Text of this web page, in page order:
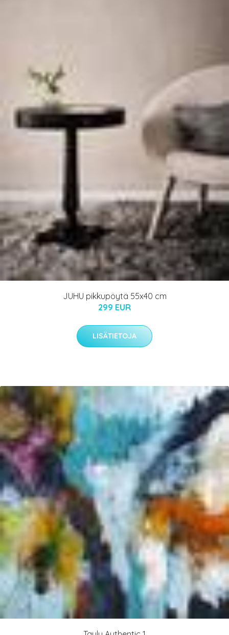
JUHU pikkupöytä 55x40 cm
299 EUR
LISÄTIETOJA